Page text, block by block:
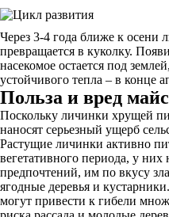
Через 3-4 года ближе к осени
превращается в куколку.
насекомое остается под
устойчивого тепла – в конце
Польза и вред
Поскольку личинки хрущей
наносят серьезный ущерб
Растущие личинки активно
вегетативного периода, у
предпочтений, им по вкусу
ягодные деревья и
могут привести к гибели